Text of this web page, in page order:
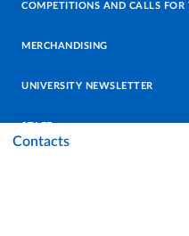
Contacts
COMPETITIONS AND CALLS FOR
MERCHANDISING
UNIVERSITY NEWSLETTER
STAFF